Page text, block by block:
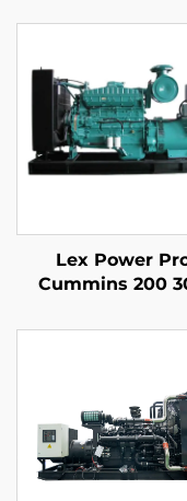
Lex Power
Cummins 200
dieselový